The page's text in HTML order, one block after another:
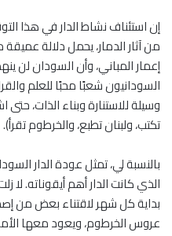
إن استئناف نشاط الدار في هذا
من آثار الدمار، يحمل دلالة
إعمار المباني، وأن السودان لن
السودانيون شعبًا محبًا للعلم
وسيلة للاستنارة وبناء الذات،
تكتب، ولبنان تطبع، والخرطوم تقرأ).
بالنسبة لي، تمثل عودة الدار
الذي كانت الدار أهم أيقوناته.
بداية كل شهر لاقتناء بعض من
عروس الخرطوم، ويعود معها